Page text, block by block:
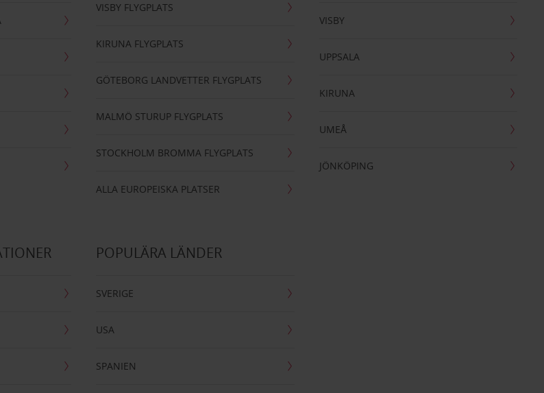
VISBY FLYGPLATS
KIRUNA FLYGPLATS
GÖTEBORG LANDVETTER FLYGPLATS
MALMÖ STURUP FLYGPLATS
STOCKHOLM BROMMA FLYGPLATS
ALLA EUROPEISKA PLATSER
VISBY
UPPSALA
KIRUNA
UMEÅ
JÖNKÖPING
POPULÄRA LÄNDER
SVERIGE
USA
SPANIEN